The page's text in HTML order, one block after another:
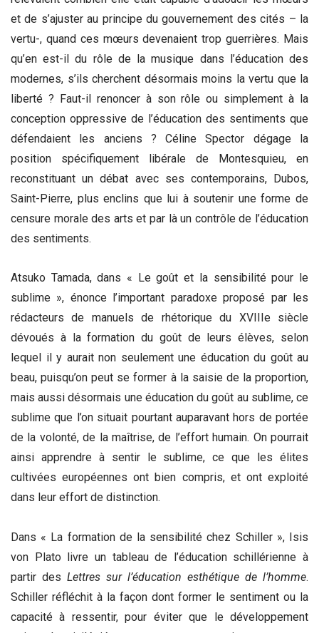
et de s’ajuster au principe du gouvernement des cités – la
vertu-, quand ces mœurs devenaient trop guerrières. Mais
qu’en est-il du rôle de la musique dans l’éducation des
modernes, s’ils cherchent désormais moins la vertu que la
liberté ? Faut-il renoncer à son rôle ou simplement à la
conception oppressive de l’éducation des sentiments que
défendaient les anciens ? Céline Spector dégage la
position spécifiquement libérale de Montesquieu, en
reconstituant un débat avec ses contemporains, Dubos,
Saint-Pierre, plus enclins que lui à soutenir une forme de
censure morale des arts et par là un contrôle de l’éducation
des sentiments.
Atsuko Tamada, dans « Le goût et la sensibilité pour le
sublime », énonce l’important paradoxe proposé par les
rédacteurs de manuels de rhétorique du XVIIIe siècle
dévoués à la formation du goût de leurs élèves, selon
lequel il y aurait non seulement une éducation du goût au
beau, puisqu’on peut se former à la saisie de la proportion,
mais aussi désormais une éducation du goût au sublime, ce
sublime que l’on situait pourtant auparavant hors de portée
de la volonté, de la maîtrise, de l’effort humain. On pourrait
ainsi apprendre à sentir le sublime, ce que les élites
cultivées européennes ont bien compris, et ont exploité
dans leur effort de distinction.
Dans « La formation de la sensibilité chez Schiller », Isis
von Plato livre un tableau de l’éducation schillérienne à
partir des Lettres sur l’éducation esthétique de l’homme.
Schiller réfléchit à la façon dont former le sentiment ou la
capacité à ressentir, pour éviter que le développement